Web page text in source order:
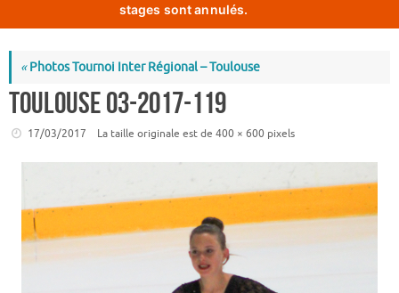
stages sont annulés.
«Photos Tournoi Inter Régional – Toulouse
toulouse 03-2017-119
17/03/2017 La taille originale est de 400 × 600 pixels